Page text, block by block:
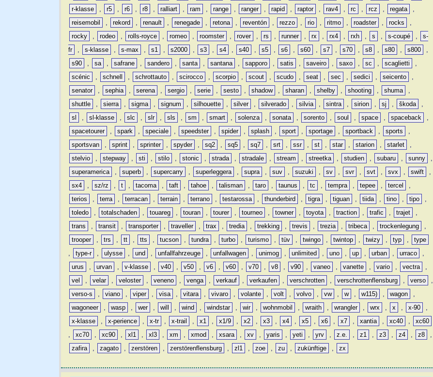
r-klasse
, r5 , r6 , r8 , ralliart , ram , range , ranger , rapid , raptor , rav4 , rc , rcz , regata
,
reisemobil
, rekord , renault , renegade , retona , reventón , rezzo , rio , ritmo , roadster , rocks
,
rocky
, rodeo , rolls-royce , romeo , roomster , rover , rs , runner , rx , rx4 , rxh , s , s-coupé ,
s-
fr
, s-klasse , s-max , s1 , s2000 , s3 , s4 , s40 , s5 , s6 , s60 , s7 , s70 , s8 , s80 , s800
,
s90
, sa , safrane , sandero , santa , santana , sapporo , satis , saveiro , saxo , sc , scaglietti
,
scénic
, schnell , schrottauto , scirocco , scorpio , scout , scudo , seat , sec , sedici , seicento
,
senator
, sephia , serena , sergio , serie , sesto , shadow , sharan , shelby , shooting , shuma
,
shuttle
, sierra , sigma , signum , silhouette , silver , silverado , silvia , sintra , sirion , sj , škoda
,
sl
, sl-klasse , slc , slr , sls , sm , smart , solenza , sonata , sorento , soul , space , spaceback
,
spacetourer
, spark , speciale , speedster , spider , splash , sport , sportage , sportback , sports
,
sportsvan
, sprint , sprinter , spyder , sq2 , sq5 , sq7 , srt , ssr , st , star , starion , starlet
,
stelvio
, stepway , sti , stilo , stonic , strada , stradale , stream , streetka , studien , subaru , sunny
,
superamerica
, superb , supercarry , superleggera , supra , suv , suzuki , sv , svr , svt , svx , swift
,
sx4
, sz/rz , t , tacoma , taft , tahoe , talisman , taro , taunus , tc , tempra , tepee , tercel
,
terios
, terra , terracan , terrain , terrano , testarossa , thunderbird , tigra , tiguan , tiida , tino , tipo
,
toledo
, totalschaden , touareg , touran , tourer , tourneo , towner , toyota , traction , trafic , trajet
,
trans
, transit , transporter , traveller , trax , tredia , trekking , trevis , trezia , tribeca , trockenlegung
,
trooper
, trs , tt , tts , tucson , tundra , turbo , turismo , tüv , twingo , twintop , twizy , typ ,
type
,
type-r , ulysse , und , unfallfahrzeuge , unfallwagen , unimog , unlimited , uno , up , urban , urraco
,
urus
, urvan , v-klasse , v40 , v50 , v6 , v60 , v70 , v8 , v90 , vaneo , vanette , vario , vectra
,
vel
, velar , veloster , veneno , venga , verkauf , verkaufen , verschrotten , verschrottenflensburg , verso
,
verso-s
, viano , viper , visa , vitara , vivaro , volante , volt , volvo , vw , w , w115) , wagon
,
wagoneer
, wasp , wer , will , wind , windstar , wir , wohnmobil , wraith , wrangler , wrx , x , x-90
,
x-klasse
, x-perience , x-tr , x-trail , x1 , x1/9 , x2 , x3 , x4 , x5 , x6 , x7 , xantia , xc40 ,
xc60
,
xc70 , xc90 , xl1 , xl3 , xm , xmod , xsara , xv , yaris , yeti , yrv , z.e. , z1 , z3 , z4 , z8
,
zafira
, zagato , zerstören , zerstörenflensburg , zl1 , zoe , zu , zukünftige , zx